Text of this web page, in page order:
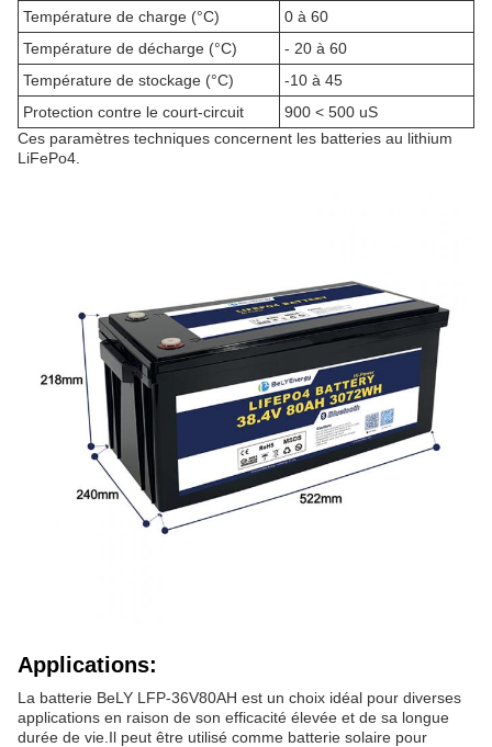
Température de charge (°C)
0 à 60
Température de décharge (°C)
- 20 à 60
Température de stockage (°C)
-10 à 45
Protection contre le court-circuit
900 < 500 uS
Ces paramètres techniques concernent les batteries au lithium
LiFePo4.
Applications:
La batterie BeLY LFP-36V80AH est un choix idéal pour diverses
applications en raison de son efficacité élevée et de sa longue
durée de vie.Il peut être utilisé comme batterie solaire pour